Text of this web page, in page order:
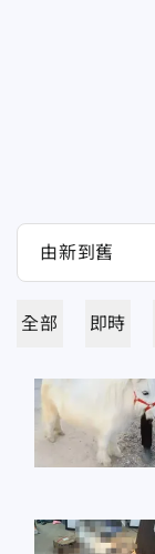
全部 即時